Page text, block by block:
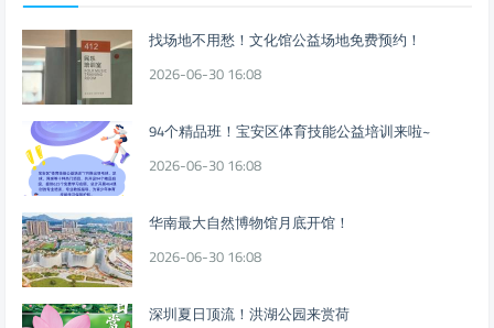
找场地不用愁！文化馆公益场地免费预约！
2026-06-30 16:08
94个精品班！宝安区体育技能公益培训来啦~
2026-06-30 16:08
华南最大自然博物馆月底开馆！
2026-06-30 16:08
深圳夏日顶流！洪湖公园来赏荷